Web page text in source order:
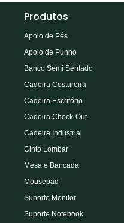
Produtos
Apoio de Pés
Apoio de Punho
Banco Semi Sentado
Cadeira Costureira
Cadeira Escritório
Cadeira Check-Out
Cadeira Industrial
Cinto Lombar
Mesa e Bancada
Mousepad
Suporte Monitor
Suporte Notebook